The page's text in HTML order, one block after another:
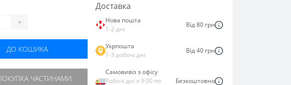
+
ДО КОШИКА
ЧАСТИНАМИ
Доставка
Нова пошта
1-2 дні
Від 80 грн
Укрпошта
1-3 робочі дні
Від 40 грн
Самовивіз з офісу
Робочі дні з 9:00 по
Безкоштовно